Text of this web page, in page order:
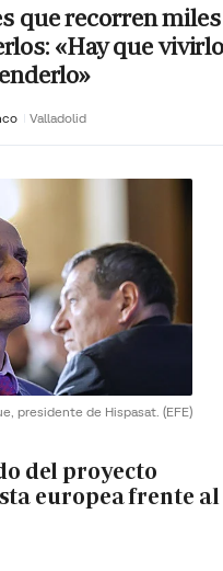
que recorren miles
«Hay que
Valladolid
presidente de Hispasat. (EFE)
del proyecto
europea frente al